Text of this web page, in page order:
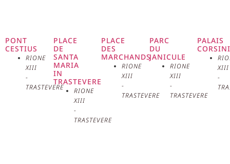
comme miraculeuse. La façade,
réalisée en travertin et avec des
pilastres reliés par des volutes, a
été achevée en 1624. L’intérieur
PONT
CESTIUS
RIONE
XIII
-
TRASTEVERE
PLACE
DE
SANTA
MARIA
IN
TRASTEVERE
RIONE
XIII
-
TRASTEVERE
PLACE
DES
MARCHANDS
RIONE
XIII
-
TRASTEVERE
PARC
DU
JANICULE
RIONE
XIII
-
TRASTEVERE
PALAIS
XIII
-